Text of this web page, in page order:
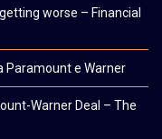
worse – Financial
Paramount e Warner
Warner Deal – The